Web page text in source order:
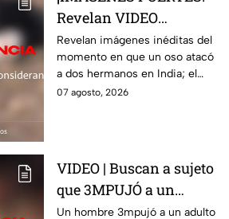
Revelan VIDEO
INÉDITO del momento
en que un oso m4tó a
dos hermanos
Revelan imágenes inéditas del
momento en que un oso atacó
a dos hermanos en India; el
brutal hecho dejó dos
07 agosto, 2026
VIDEO | Buscan a sujeto
que 3MPUJÓ a un
abuelito hacia la
Un hombre 3mpujó a un adulto